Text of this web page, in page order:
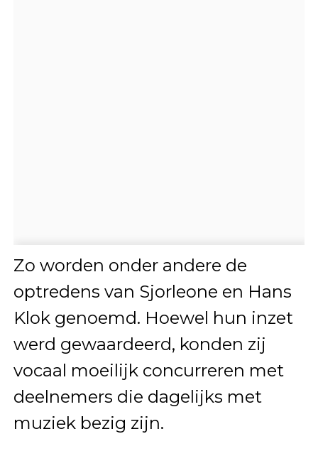
Zo worden onder andere de
optredens van Sjorleone en Hans
Klok genoemd. Hoewel hun inzet
werd gewaardeerd, konden zij
vocaal moeilijk concurreren met
deelnemers die dagelijks met
muziek bezig zijn.